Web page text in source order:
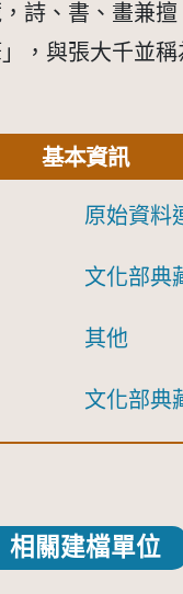
詩、書、畫兼
，與張大千並
基本資訊
原始資料
文化部典
其他
文化部典
相關建檔單位